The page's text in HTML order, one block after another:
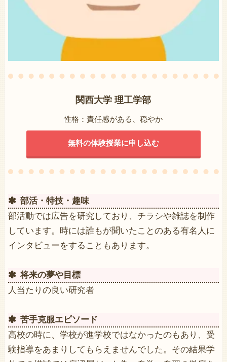
関西大学 理工学部
性格：責任感がある、穏やか
無料の体験授業に申し込む
部活・特技・趣味
部活動では広告を研究しており、チラシや雑誌を制作
しています。時には誰もが聞いたことのある有名人に
インタビューをすることもあります。
将来の夢や目標
人当たりの良い研究者
苦手克服エピソード
高校の時に、学校が進学校ではなかったのもあり、受
験指導をあまりしてもらえませんでした。その結果学